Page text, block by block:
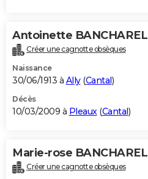
Antoinette BANCHAREL
Créer une cagnotte obsèques
Naissance
30/06/1913 à Ally(Cantal)
Décès
10/03/2009 à Pleaux(Cantal)
Marie-rose BANCHAREL
Créer une cagnotte obsèques